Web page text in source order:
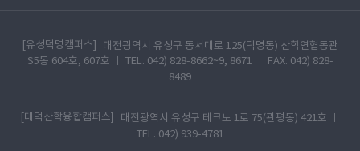
[유성덕명캠퍼스]
대전광역시 유성구 동서대로 125(덕명동) 산학연협동관
S5동 604호, 607호 ㅣ TEL. 042) 828-8662~9, 8671 ㅣ FAX. 042) 828-
8489
[대덕산학융합캠퍼스]
대전광역시 유성구 테크노 1로 75(관평동) 421호 ㅣ
TEL. 042) 939-4781